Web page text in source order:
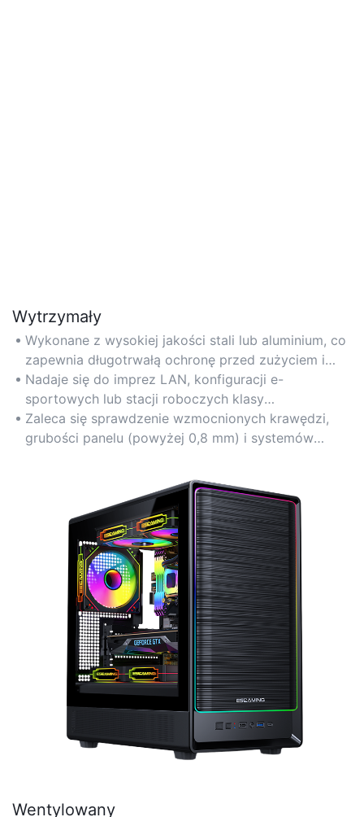
Wytrzymały
Wykonane z wysokiej jakości stali lub aluminium, co
zapewnia długotrwałą ochronę przed zużyciem i
uderzeniami. Idealne do częstego transportu lub
intensywnego grania.
Nadaje się do imprez LAN, konfiguracji e-
sportowych lub stacji roboczych klasy
przemysłowej wymagających solidnej obudowy
sprzętowej.
Zaleca się sprawdzenie wzmocnionych krawędzi,
grubości panelu (powyżej 0,8 mm) i systemów
dodatkowej wytrzymałości.
Wentylowany